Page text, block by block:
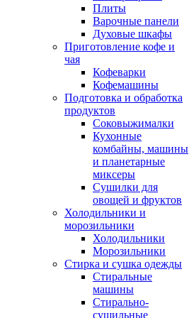
Плиты
Варочные панели
Духовые шкафы
Приготовление кофе и
чая
Кофеварки
Кофемашины
Подготовка и обработка
продуктов
Соковыжималки
Кухонные
комбайны, машины
и планетарные
миксеры
Сушилки для
овощей и фруктов
Холодильники и
морозильники
Холодильники
Морозильники
Стирка и сушка одежды
Стиральные
машины
Стирально-
сушильные